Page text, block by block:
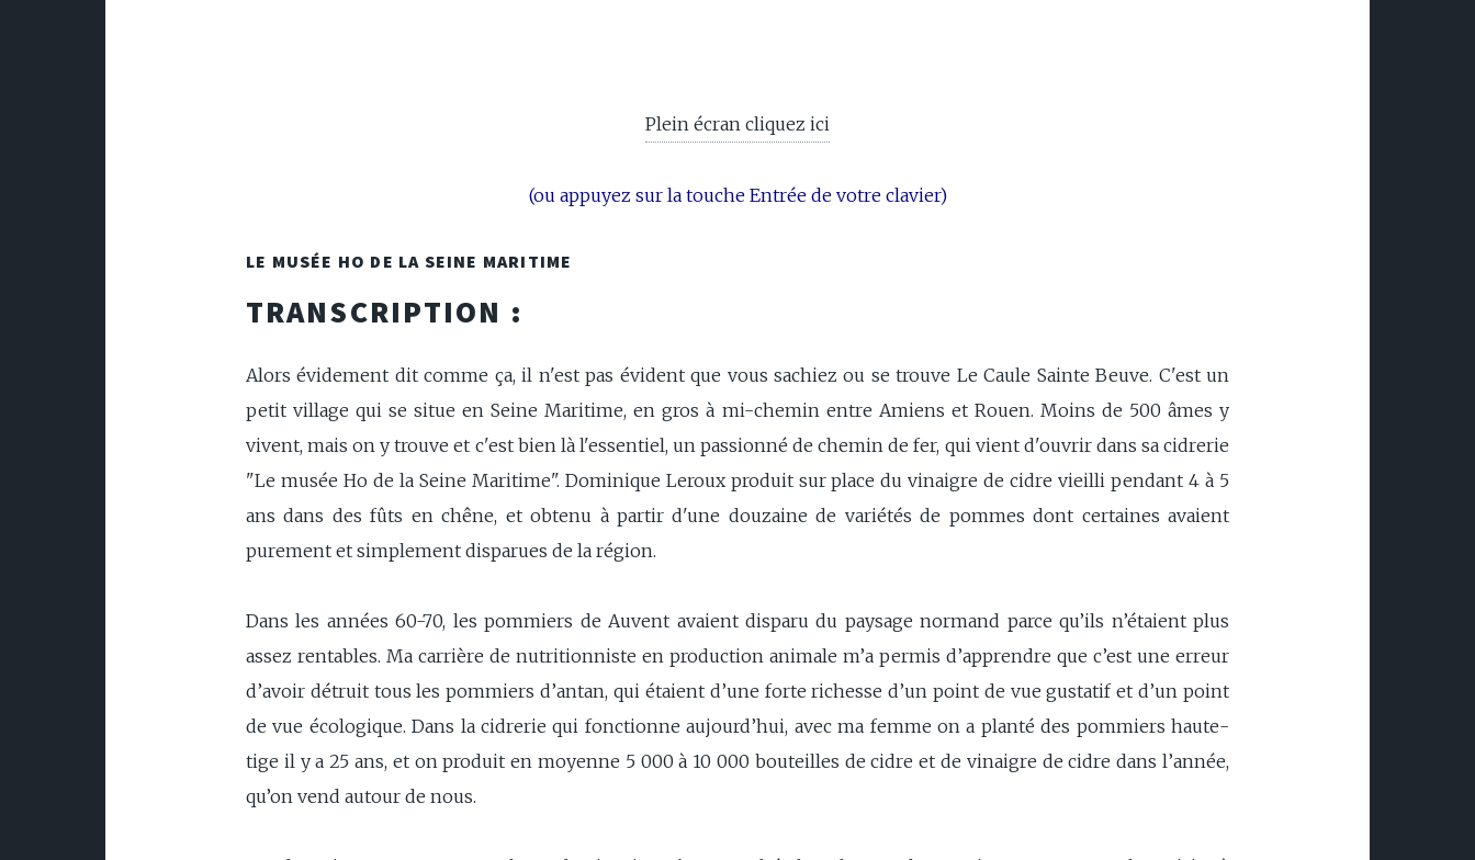
Plein écran cliquez ici
(ou appuyez sur la touche Entrée de votre clavier)
LE MUSÉE HO DE LA SEINE MARITIME
TRANSCRIPTION :
Alors évidement dit comme ça, il n'est pas évident que vous sachiez ou se trouve Le Caule Sainte Beuve. C'est un
petit village qui se situe en Seine Maritime, en gros à mi-chemin entre Amiens et Rouen. Moins de 500 âmes y
vivent, mais on y trouve et c'est bien là l'essentiel, un passionné de chemin de fer, qui vient d'ouvrir dans sa cidrerie
"Le musée Ho de la Seine Maritime". Dominique Leroux produit sur place du vinaigre de cidre vieilli pendant 4 à 5
ans dans des fûts en chêne, et obtenu à partir d'une douzaine de variétés de pommes dont certaines avaient
purement et simplement disparues de la région.
Dans les années 60-70, les pommiers de Auvent avaient disparu du paysage normand parce qu’ils n’étaient plus
assez rentables. Ma carrière de nutritionniste en production animale m’a permis d’apprendre que c’est une erreur
d’avoir détruit tous les pommiers d’antan, qui étaient d’une forte richesse d’un point de vue gustatif et d’un point
de vue écologique. Dans la cidrerie qui fonctionne aujourd’hui, avec ma femme on a planté des pommiers haute-
tige il y a 25 ans, et on produit en moyenne 5 000 à 10 000 bouteilles de cidre et de vinaigre de cidre dans l’année,
qu’on vend autour de nous.